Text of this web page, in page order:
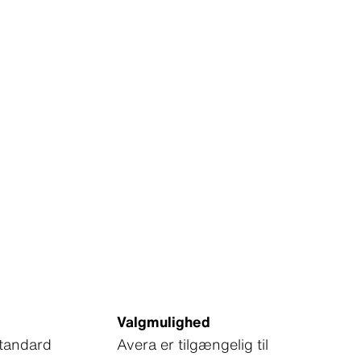
Valgmulighed
Avera er tilgængelig til